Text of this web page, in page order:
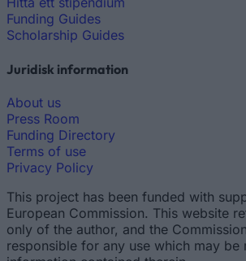
Funding Guides
Scholarship Guides
Juridisk information
About us
Press Room
Funding Directory
Terms of use
Privacy Policy
This project has been funded with
European Commission. This website
only of the author, and the
responsible for any use which may be